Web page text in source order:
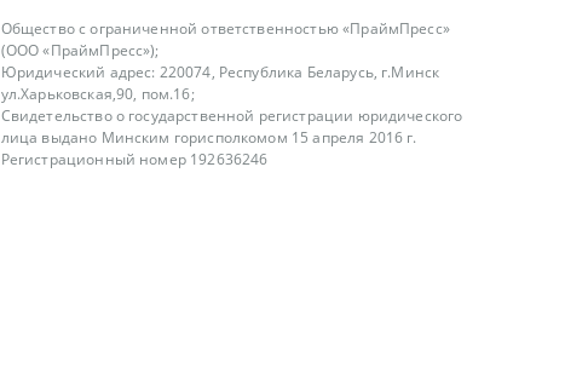
Общество с ограниченной ответственностью «ПраймПресс»
(ООО «ПраймПресс»);
Юридический адрес: 220074, Республика Беларусь, г.Минск
ул.Харьковская,90, пом.16;
Свидетельство о государственной регистрации юридического
лица выдано Минским горисполкомом 15 апреля 2016 г.
Регистрационный номер 192636246